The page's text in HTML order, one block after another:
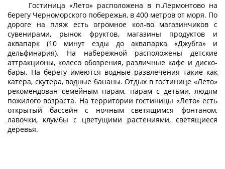
Гостиница «Лето» расположена в п.Лермонтово на
берегу Черноморского побережья, в 400 метров от моря. По
дороге на пляж есть огромное кол-во магазинчиков с
сувенирами, рынок фруктов, магазины продуктов и
аквапарк (10 минут езды до аквапарка «Джубга» и
дельфинария). На набережной расположены детские
аттракционы, колесо обозрения, различные кафе и диско-
бары. На берегу имеются водные развлечения такие как
катера, скутера, водные бананы. Отдых в гостинице «Лето»
рекомендован семейным парам, парам с детьми, людям
пожилого возраста. На территории гостиницы «Лето» есть
открытый бассейн с ночным светящимся фонтаном,
лавочки, клумбы с цветущими растениями, светящиеся
деревья.